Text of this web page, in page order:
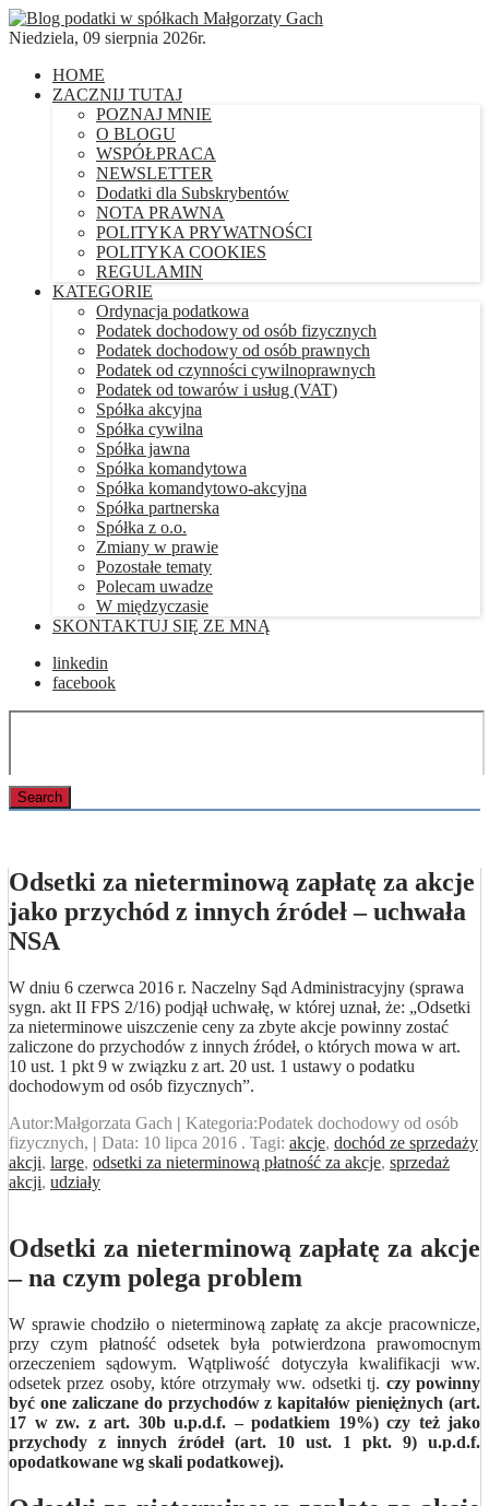
Niedziela, 09 sierpnia 2026r.
HOME
ZACZNIJ TUTAJ
POZNAJ MNIE
O BLOGU
WSPÓŁPRACA
NEWSLETTER
Dodatki dla Subskrybentów
NOTA PRAWNA
POLITYKA PRYWATNOŚCI
POLITYKA COOKIES
REGULAMIN
KATEGORIE
Ordynacja podatkowa
Podatek dochodowy od osób fizycznych
Podatek dochodowy od osób prawnych
Podatek od czynności cywilnoprawnych
Podatek od towarów i usług (VAT)
Spółka akcyjna
Spółka cywilna
Spółka jawna
Spółka komandytowa
Spółka komandytowo-akcyjna
Spółka partnerska
Spółka z o.o.
Zmiany w prawie
Pozostałe tematy
Polecam uwadze
W międzyczasie
SKONTAKTUJ SIĘ ZE MNĄ
linkedin
facebook
Odsetki za nieterminową zapłatę za akcje
jako przychód z innych źródeł – uchwała
NSA
W dniu 6 czerwca 2016 r. Naczelny Sąd Administracyjny (sprawa
sygn. akt II FPS 2/16) podjął uchwałę, w której uznał, że: „Odsetki
za nieterminowe uiszczenie ceny za zbyte akcje powinny zostać
zaliczone do przychodów z innych źródeł, o których mowa w art.
10 ust. 1 pkt 9 w związku z art. 20 ust. 1 ustawy o podatku
dochodowym od osób fizycznych”.
Autor:Małgorzata Gach | Kategoria:Podatek dochodowy od osób
fizycznych, | Data: 10 lipca 2016 . Tagi: akcje, dochód ze sprzedaży
akcji, large, odsetki za nieterminową płatność za akcje, sprzedaż
akcji, udziały
Odsetki za nieterminową zapłatę za akcje
– na czym polega problem
W sprawie chodziło o nieterminową zapłatę za akcje pracownicze,
przy czym płatność odsetek była potwierdzona prawomocnym
orzeczeniem sądowym. Wątpliwość dotyczyła kwalifikacji ww.
odsetek przez osoby, które otrzymały ww. odsetki tj. czy powinny
być one zaliczane do przychodów z kapitałów pieniężnych (art.
17 w zw. z art. 30b u.p.d.f. – podatkiem 19%) czy też jako
przychody z innych źródeł (art. 10 ust. 1 pkt. 9) u.p.d.f.
opodatkowane wg skali podatkowej).